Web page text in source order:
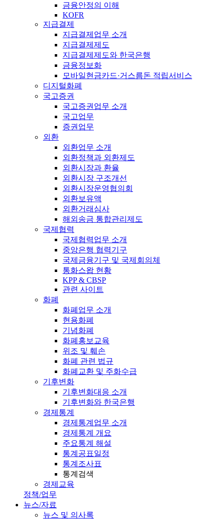
금융안정의 이해
KOFR
지급결제
지급결제업무 소개
지급결제제도
지급결제제도와 한국은행
금융정보화
모바일현금카드·거스름돈 적립서비스
디지털화폐
국고증권
국고증권업무 소개
국고업무
증권업무
외환
외환업무 소개
외환정책과 외환제도
외환시장과 환율
외환시장 구조개선
외환시장운영협의회
외환보유액
외환거래심사
해외송금 통합관리제도
국제협력
국제협력업무 소개
중앙은행 협력기구
국제금융기구 및 국제회의체
통화스왑 현황
KPP & CBSP
관련 사이트
화폐
화폐업무 소개
현용화폐
기념화폐
화폐홍보교육
위조 및 훼손
화폐 관련 법규
화폐교환 및 주화수급
기후변화
기후변화대응 소개
기후변화와 한국은행
경제통계
경제통계업무 소개
경제통계 개요
주요통계 해설
통계공표일정
통계조사표
통계검색
경제교육
정책/업무
뉴스/자료
뉴스 및 의사록